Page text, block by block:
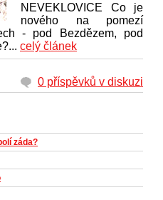
NEVEKLOVICE Co je
nového na pomezí
- pod Bezdězem, pod
celý článek
0 příspěvků v diskuzi
záda?